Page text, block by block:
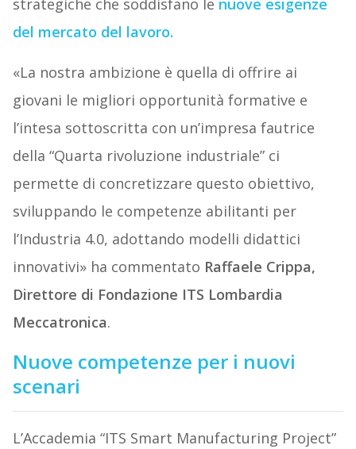
strategiche che soddisfano le nuove esigenze
del mercato del lavoro.
«La nostra ambizione è quella di offrire ai
giovani le migliori opportunità formative e
l’intesa sottoscritta con un’impresa fautrice
della “Quarta rivoluzione industriale” ci
permette di concretizzare questo obiettivo,
sviluppando le competenze abilitanti per
l’Industria 4.0, adottando modelli didattici
innovativi» ha commentato Raffaele Crippa,
Direttore di Fondazione ITS Lombardia
Meccatronica.
Nuove competenze per i nuovi
scenari
L’Accademia “ITS Smart Manufacturing Project”